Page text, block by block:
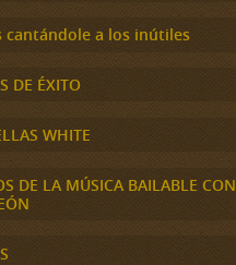
cantándole a los inútiles
DE ÉXITO
WHITE
DE LA MÚSICA BAILABLE CON